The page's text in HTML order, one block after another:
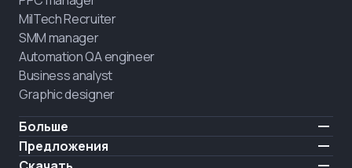
MilTech Recruiter
SMM manager
Automation QA engineer
Business analyst
Graphic designer
Больше
Цены
Отзывы
Предложения